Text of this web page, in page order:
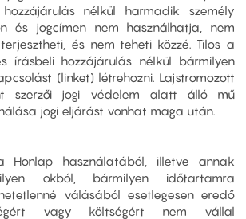
nélkül harmadik személy
és jogcímen nem használhatja, nem
és nem teheti közzé. Tilos a
írásbeli hozzájárulás nélkül bármilyen
(linket) létrehozni. Lajstromozott
szerzői jogi védelem alatt álló mű
jogi eljárást vonhat maga után.
Honlap használatából, illetve annak
okból, bármilyen időtartamra
válásából esetlegesen eredő
vagy költségért nem vállal